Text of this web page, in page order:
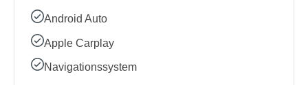
Android Auto
Apple Carplay
Navigationssystem